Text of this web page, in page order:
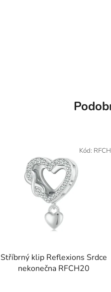
Stříbrný klip Reflexions Srdce
nekonečna RFCH20
Kód: